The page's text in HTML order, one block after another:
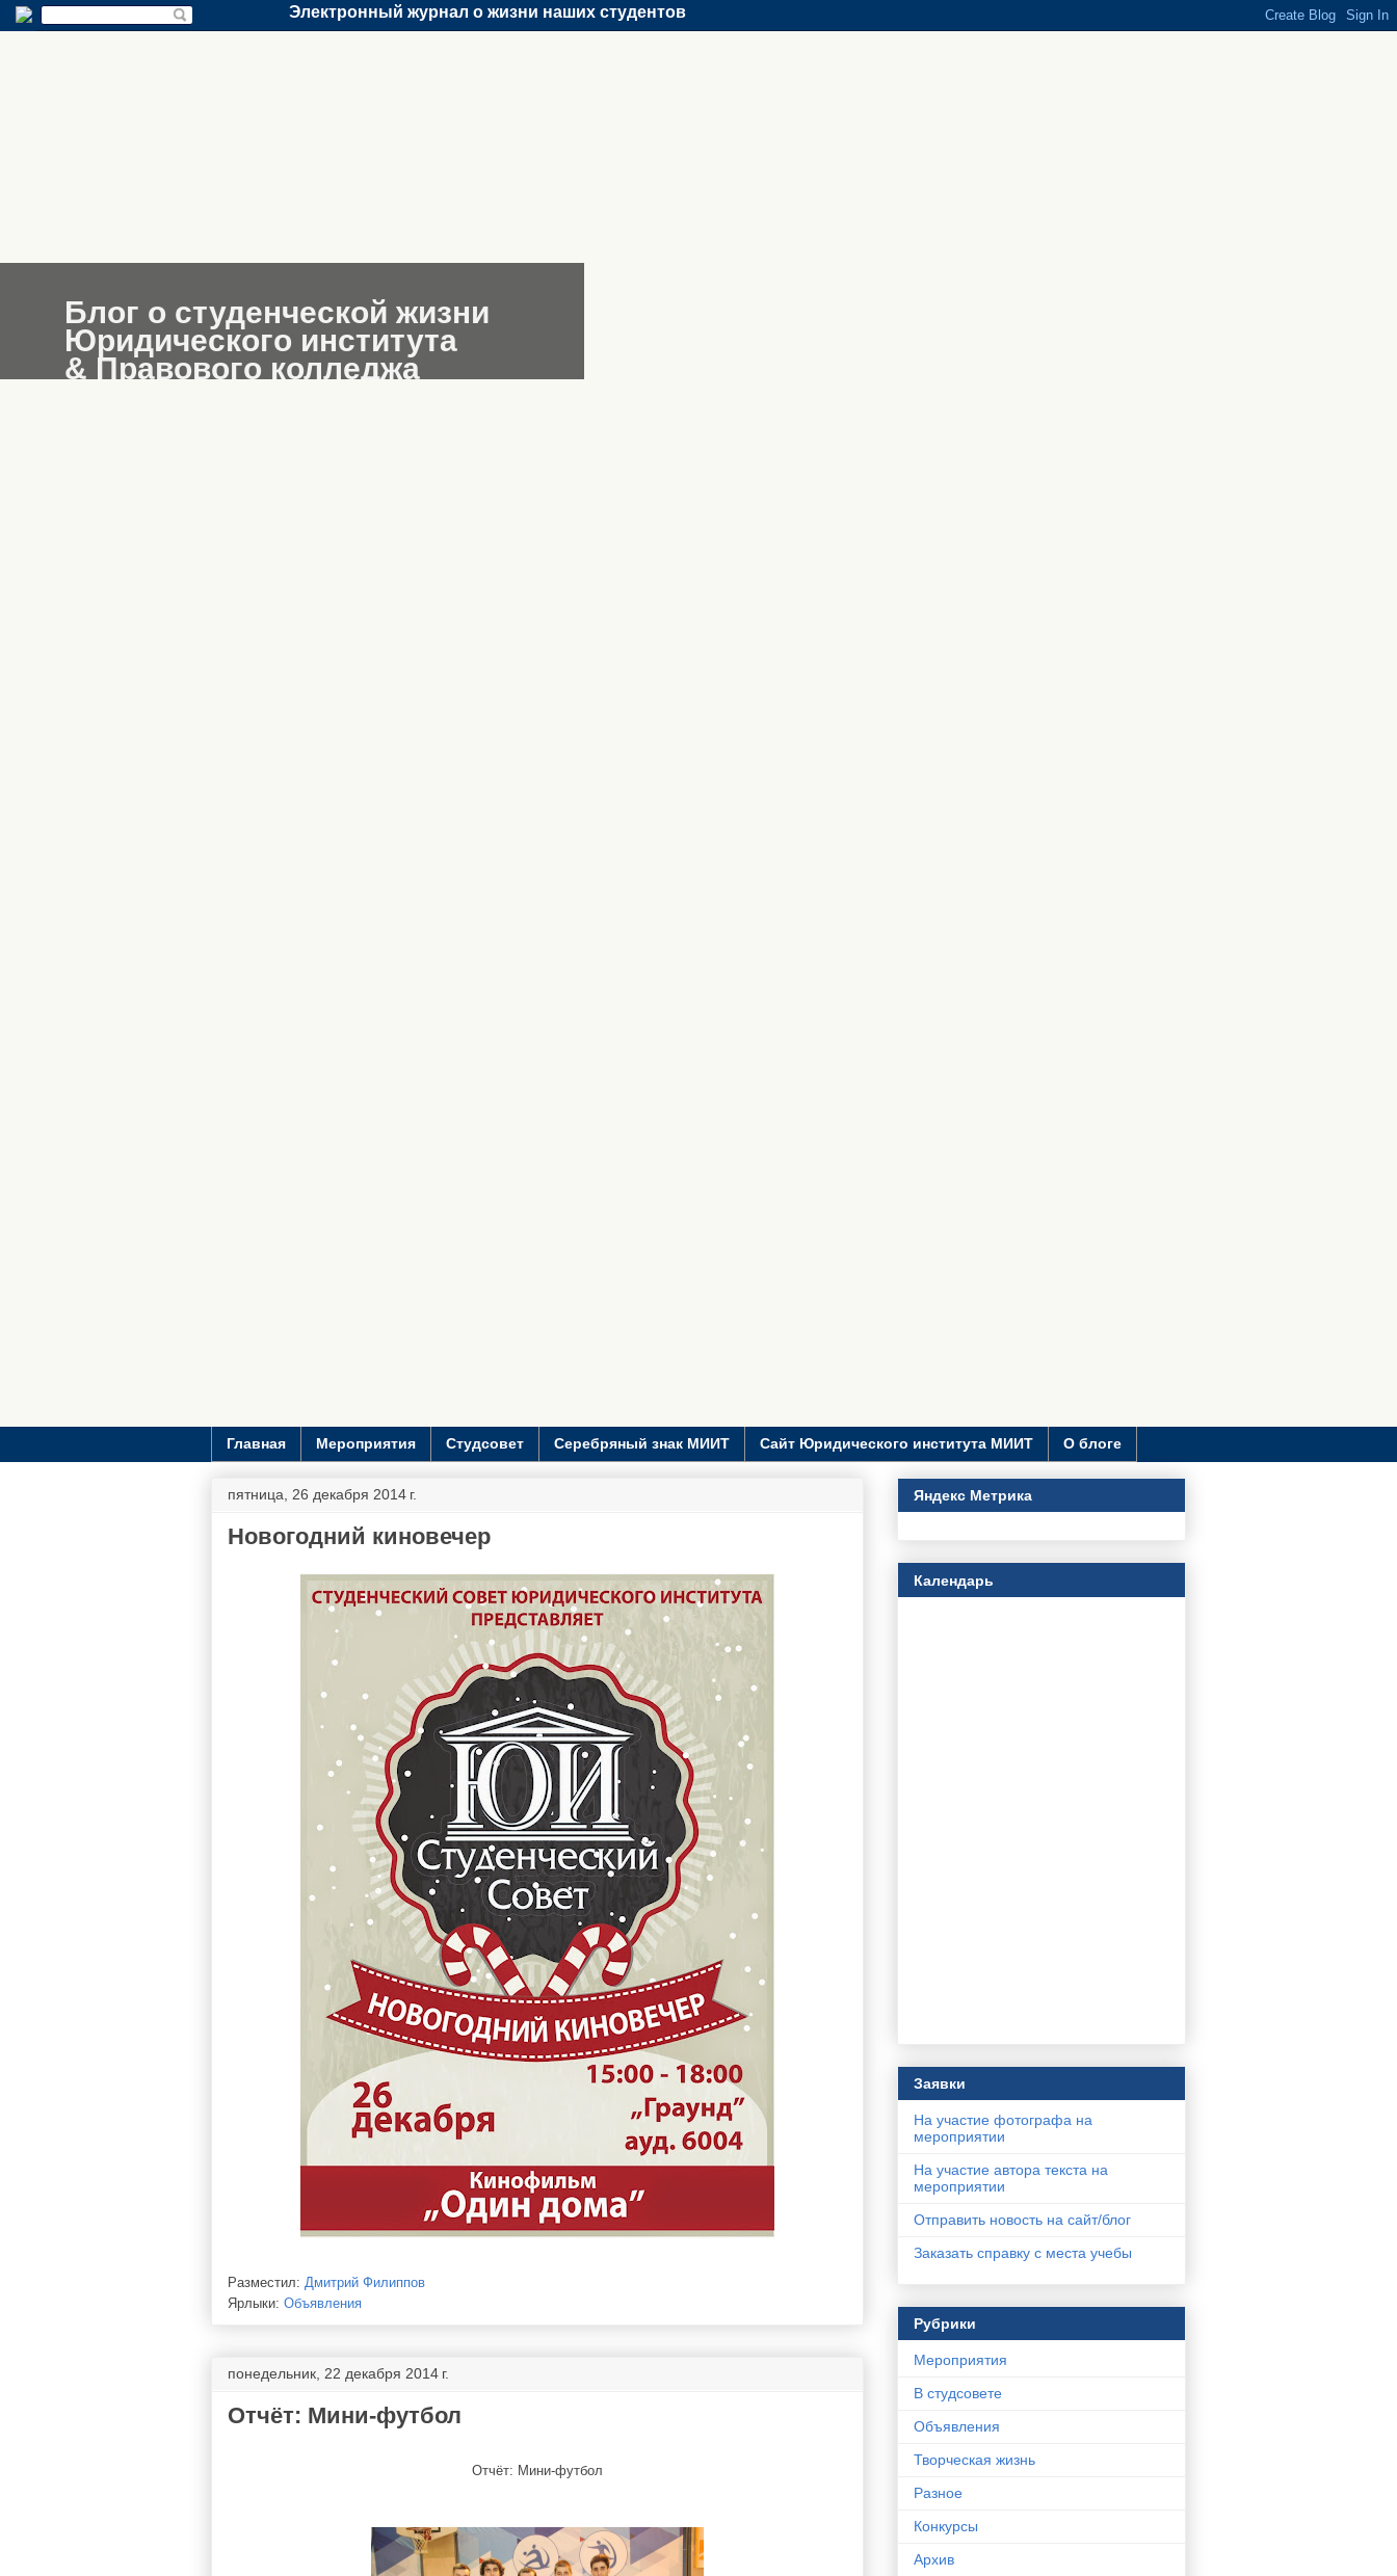
Электронный журнал о жизни наших студентов
Блог о студенческой жизни
Юридического института
& Правового колледжа
Главная Мероприятия Студсовет Серебряный знак МИИТ Сайт Юридического института МИИТ О блоге
пятница, 26 декабря 2014 г.
Новогодний киновечер
Разместил: Дмитрий Филиппов
Ярлыки: Объявления
понедельник, 22 декабря 2014 г.
Отчёт: Мини-футбол
Отчёт: Мини-футбол
Яндекс Метрика
Календарь
Заявки
На участие фотографа на
мероприятии
На участие автора текста на
мероприятии
Отправить новость на сайт/блог
Заказать справку с места учебы
Рубрики
Мероприятия
В студсовете
Объявления
Творческая жизнь
Разное
Конкурсы
Архив